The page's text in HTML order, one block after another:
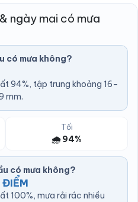
ngày mai có mưa
có mưa không?
94%, tập trung khoảng 16–
mm.
Tối
🌧️ 94%
có mưa không?
ĐIỂM
100%, mưa rải rác nhiều